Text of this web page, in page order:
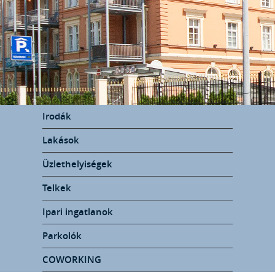
Irodák
Lakások
Üzlethelyiségek
Telkek
Ipari ingatlanok
Parkolók
COWORKING